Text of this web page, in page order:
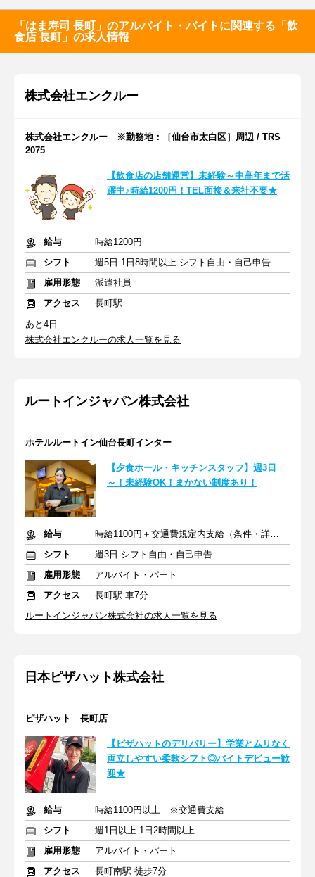
「はま寿司 長町」のアルバイト・バイトに関連する「飲
食店 長町」の求人情報
株式会社エンクルー
株式会社エンクルー ※勤務地：［仙台市太白区］周辺 / TRS
2075
【飲食店の店舗運営】未経験～中高年まで活
躍中♪時給1200円！TEL面接＆来社不要★
給与
時給1200円
シフト
週5日 1日8時間以上 シフト自由・自己申告
雇用形態
派遣社員
アクセス
長町駅
あと4日
株式会社エンクルーの求人一覧を見る
ルートインジャパン株式会社
ホテルルートイン仙台長町インター
【夕食ホール・キッチンスタッフ】週3日
～！未経験OK！まかない制度あり！
給与
時給1100円＋交通費規定内支給（条件・詳細は面接にて）
シフト
週3日 シフト自由・自己申告
雇用形態
アルバイト・パート
アクセス
長町駅 車7分
ルートインジャパン株式会社の求人一覧を見る
日本ピザハット株式会社
ピザハット 長町店
【ピザハットのデリバリー】学業とムリなく
両立しやすい柔軟シフト◎バイトデビュー歓
迎★
給与
時給1100円以上 ※交通費支給
シフト
週1日以上 1日2時間以上
雇用形態
アルバイト・パート
アクセス
長町南駅 徒歩7分